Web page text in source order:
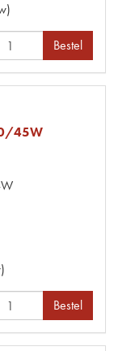
Bestel
45W
Bestel